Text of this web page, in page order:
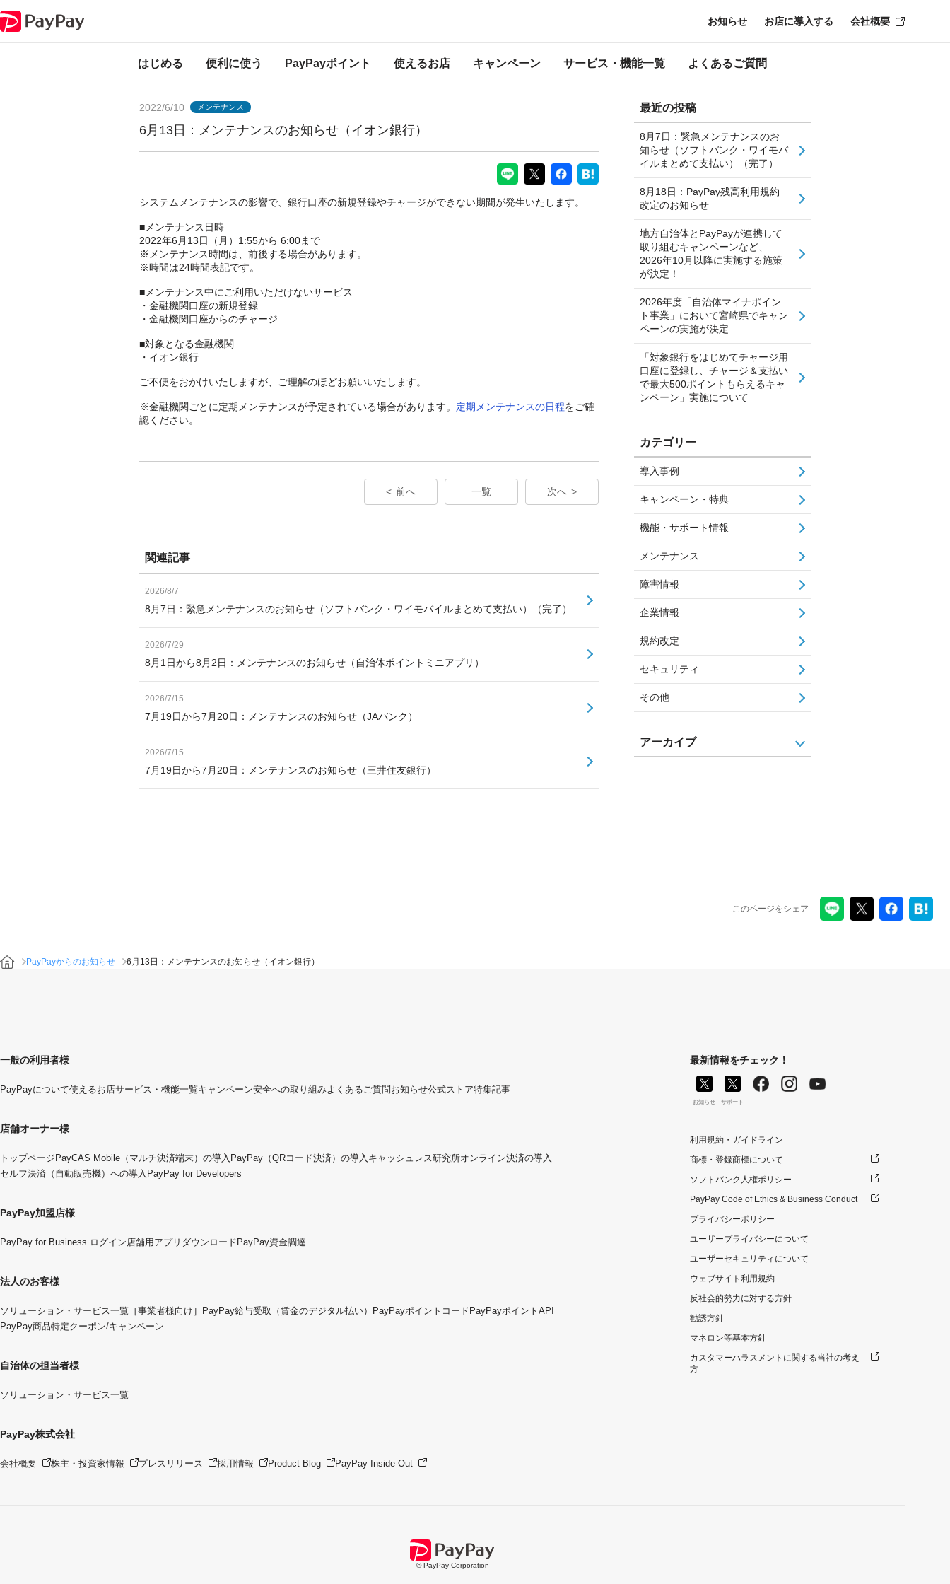
はじめる 便利に使う PayPayポイント 使えるお店 キャンペーン サービス・機能一覧 よくあるご質問
お知らせ お店に導入する 会社概要
PayPayからのお知らせ
2022/6/10 メンテナンス
6月13日：メンテナンスのお知らせ（イオン銀行）
システムメンテナンスの影響で、銀行口座の新規登録やチャージができない期間が発生いたします。
■メンテナンス日時
2022年6月13日（月）1:55から 6:00まで
※メンテナンス時間は、前後する場合があります。
※時間は24時間表記です。
■メンテナンス中にご利用いただけないサービス
・金融機関口座の新規登録
・金融機関口座からのチャージ
■対象となる金融機関
・イオン銀行
ご不便をおかけいたしますが、ご理解のほどお願いいたします。
※金融機関ごとに定期メンテナンスが予定されている場合があります。 定期メンテナンスの日程をご確
認ください。
前へ 一覧 次へ
関連記事
2026/8/7
8月7日：緊急メンテナンスのお知らせ（ソフトバンク・ワイモバイルまとめて支払い）（完了）
2026/7/29
8月1日から8月2日：メンテナンスのお知らせ（自治体ポイントミニアプリ）
2026/7/15
7月19日から7月20日：メンテナンスのお知らせ（JAバンク）
2026/7/15
7月19日から7月20日：メンテナンスのお知らせ（三井住友銀行）
最近の投稿
8月7日：緊急メンテナンスのお
知らせ（ソフトバンク・ワイモバ
イルまとめて支払い）（完了）
8月18日：PayPay残高利用規約
改定のお知らせ
地方自治体とPayPayが連携して
取り組むキャンペーンなど、
2026年10月以降に実施する施策
が決定！
2026年度「自治体マイナポイン
ト事業」において宮崎県でキャン
ペーンの実施が決定
「対象銀行をはじめてチャージ用
口座に登録し、チャージ＆支払い
で最大500ポイントもらえるキャ
ンペーン」実施について
カテゴリー
導入事例
キャンペーン・特典
機能・サポート情報
メンテナンス
障害情報
企業情報
規約改定
セキュリティ
その他
アーカイブ
このページをシェア
PayPayからのお知らせ 6月13日：メンテナンスのお知らせ（イオン銀行）
一般の利用者様
PayPayについて使えるお店サービス・機能一覧キャンペーン安全への取り組みよくあるご質問お知らせ公式ストア特集記事
店舗オーナー様
トップページ PayCAS Mobile（マルチ決済端末）の導入 PayPay（QRコード決済）の導入 キャッシュレス研究所オンライン決済の導入
セルフ決済（自動販売機）への導入 PayPay for Developers
PayPay加盟店様
PayPay for Business ログイン 店舗用アプリダウンロード PayPay資金調達
法人のお客様
ソリューション・サービス一覧 ［事業者様向け］PayPay給与受取（賃金のデジタル払い） PayPayポイントコード PayPayポイントAPI
PayPay商品特定クーポン/キャンペーン
自治体の担当者様
ソリューション・サービス一覧
PayPay株式会社
会社概要 株主・投資家情報 プレスリリース 採用情報 Product Blog PayPay Inside-Out
最新情報をチェック！
お知らせ サポート
利用規約・ガイドライン
商標・登録商標について
ソフトバンク人権ポリシー
PayPay Code of Ethics & Business Conduct
プライバシーポリシー
ユーザープライバシーについて
ユーザーセキュリティについて
ウェブサイト利用規約
反社会的勢力に対する方針
勧誘方針
マネロン等基本方針
カスタマーハラスメントに関する当社の考え
方
© PayPay Corporation